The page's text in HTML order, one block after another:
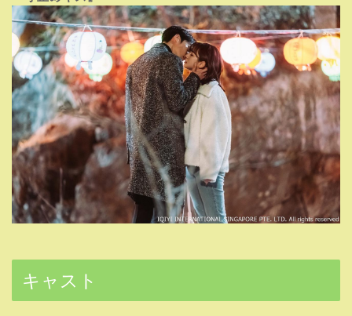
キャスト